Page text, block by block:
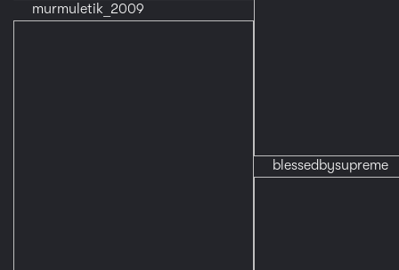
murmuletik_2009
blessedbysupreme